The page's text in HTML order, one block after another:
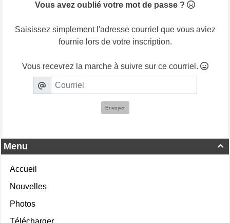

Menu
Accueil
Nouvelles
Photos
Télécharger
Vous avez oublié votre mot de passe ?
Saisissez simplement l'adresse courriel que vous aviez
fournie lors de votre inscription.
Vous recevrez la marche à suivre sur ce courriel.
Envoyer